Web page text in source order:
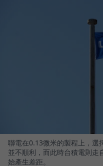
聯電在0.13微米的製程上，選
並不順利，而此時台積電則走
始產生差距。